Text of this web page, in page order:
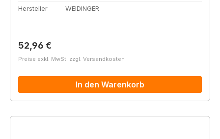
Hersteller
WEIDINGER
Regulärer Preis:
52,96 €
Preise exkl. MwSt. zzgl. Versandkosten
In den Warenkorb